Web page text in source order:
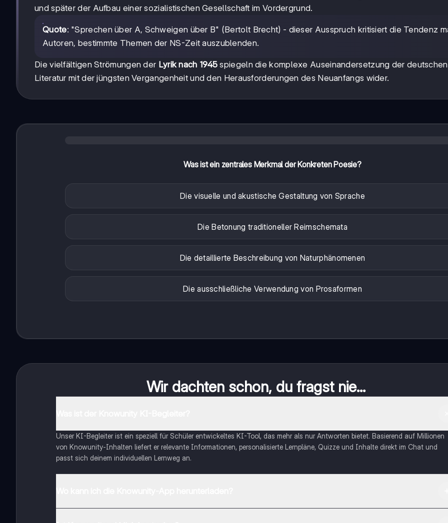
und später der Aufbau einer sozialistischen Gesellschaft im Vordergrund.
Quote: "Sprechen über A, Schweigen über B" (Bertolt Brecht) - dieser Ausspruch kritisiert die Tendenz
Autoren, bestimmte Themen der NS-Zeit auszublenden.
Die vielfältigen Strömungen der Lyrik nach 1945 spiegeln die komplexe Auseinandersetzung der deutschen
Literatur mit der jüngsten Vergangenheit und den Herausforderungen des Neuanfangs wider.
Was ist ein zentrales Merkmal der Konkreten Poesie?
Die visuelle und akustische Gestaltung von Sprache
Die Betonung traditioneller Reimschemata
Die detaillierte Beschreibung von Naturphänomenen
Die ausschließliche Verwendung von Prosaformen
Wir dachten schon, du fragst nie...
Unser KI-Begleiter ist ein speziell für Schüler entwickeltes KI-Tool, das mehr als nur Antworten bietet. Basierend auf Millionen
von Knowunity-Inhalten liefert er relevante Informationen, personalisierte Lernpläne, Quizze und Inhalte direkt im Chat und
passt sich deinem individuellen Lernweg an.